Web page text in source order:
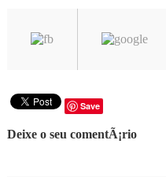
Save
Deixe o seu comentÃ¡rio